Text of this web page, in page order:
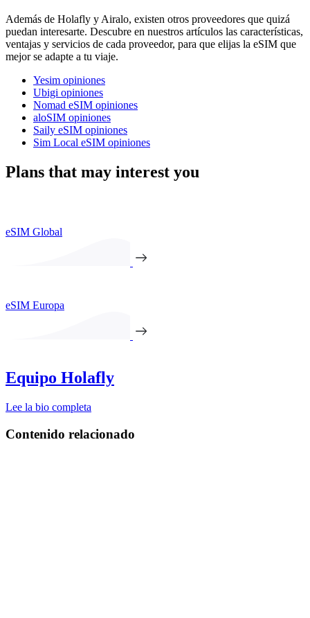
Además de Holafly y Airalo, existen otros proveedores que quizá
puedan interesarte. Descubre en nuestros artículos las características,
ventajas y servicios de cada proveedor, para que elijas la eSIM que
mejor se adapte a tu viaje.
Yesim opiniones
Ubigi opiniones
Nomad eSIM opiniones
aloSIM opiniones
Saily eSIM opiniones
Sim Local eSIM opiniones
Plans that may interest you
eSIM Global
eSIM Europa
Equipo Holafly
Lee la bio completa
Contenido relacionado